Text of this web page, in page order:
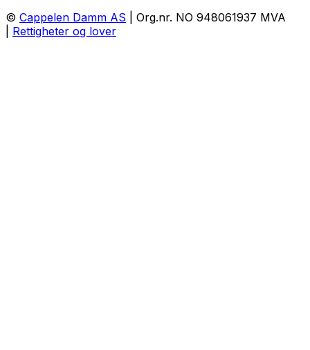
© Cappelen Damm AS | Org.nr. NO 948061937 MVA
Rettigheter og lover